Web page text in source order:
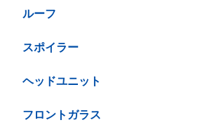
ルーフ
スポイラー
ヘッドユニット
フロントガラス